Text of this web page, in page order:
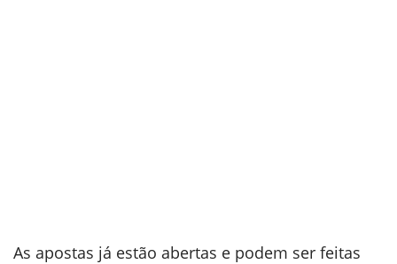
As apostas já estão abertas e podem ser feitas